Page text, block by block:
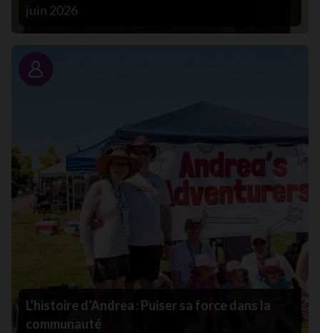
juin 2026
Portrait
L’histoire d’Andrea : Puiser sa force dans la
communauté